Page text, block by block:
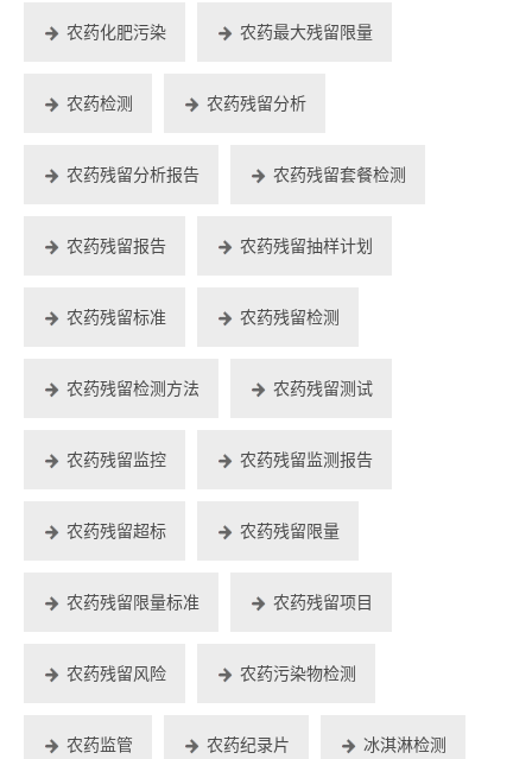
农药化肥污染 农药最大残留限量
农药检测 农药残留分析
农药残留分析报告 农药残留套餐检测
农药残留报告 农药残留抽样计划
农药残留标准 农药残留检测
农药残留检测方法 农药残留测试
农药残留监控 农药残留监测报告
农药残留超标 农药残留限量
农药残留限量标准 农药残留项目
农药残留风险 农药污染物检测
农药监管 农药纪录片 冰淇淋检测